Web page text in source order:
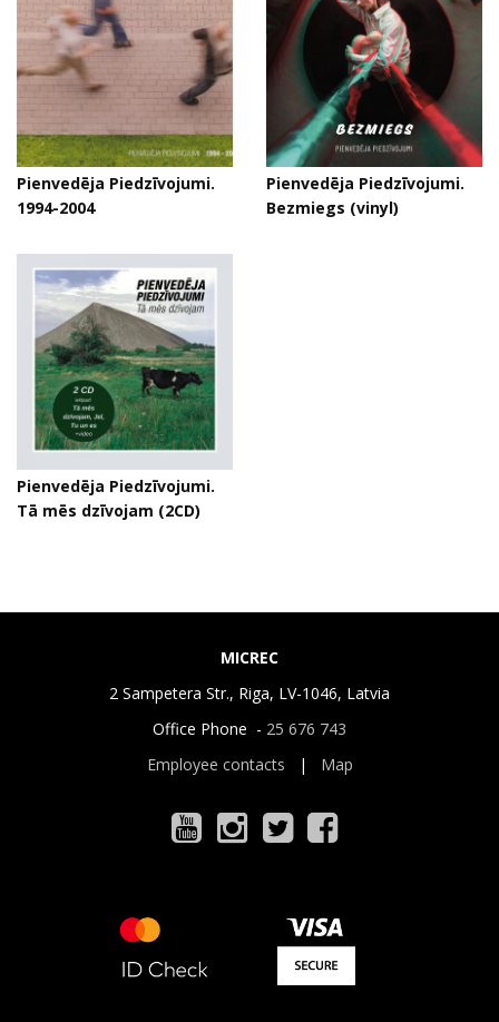
Pienvedēja Piedzīvojumi.
1994-2004
Pienvedēja Piedzīvojumi.
Bezmiegs (vinyl)
Pienvedēja Piedzīvojumi.
Tā mēs dzīvojam (2CD)
MICREC
2 Sampetera Str., Riga, LV-1046, Latvia
Office Phone - 25 676 743
Employee contacts | Map